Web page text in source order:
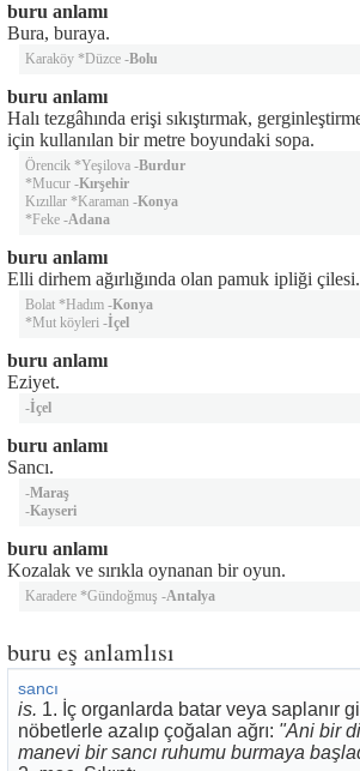
buru anlamı
Bura, buraya.
Karaköy *Düzce -Bolu
buru anlamı
Halı tezgâhında erişi sıkıştırmak,
için kullanılan bir metre boyundaki sopa.
Örencik *Yeşilova -Burdur
*Mucur -Kırşehir
Kızıllar *Karaman -Konya
*Feke -Adana
buru anlamı
Elli dirhem ağırlığında olan pamuk ipliği çilesi.
Bolat *Hadım -Konya
*Mut köyleri -İçel
buru anlamı
Eziyet.
-İçel
buru anlamı
Sancı.
-Maraş
-Kayseri
buru anlamı
Kozalak ve sırıkla oynanan bir oyun.
Karadere *Gündoğmuş -Antalya
buru eş anlamlısı
sancı
is. 1. İç organlarda batar veya saplanır
nöbetlerle azalıp çoğalan ağrı: "Ani bir
manevi bir sancı ruhumu burmaya